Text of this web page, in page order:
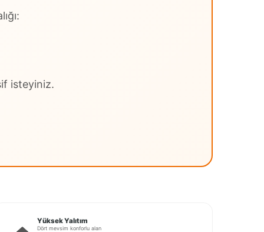
isteyiniz.
Yüksek Yalıtım
Dört mevsim konforlu alan